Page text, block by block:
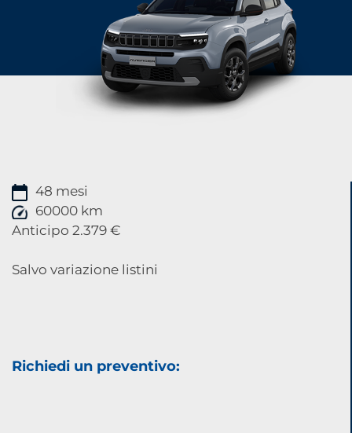
48 mesi
60000 km
Anticipo 2.379 €
Salvo variazione listini
Richiedi un preventivo: